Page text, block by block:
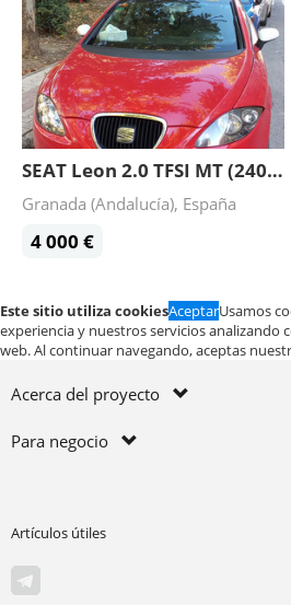
SEAT Leon 2.0 TFSI MT (240 hp) 2005
Granada (Andalucía), España
4 000 €
Este sitio utiliza cookiesAceptarUsamos
experiencia y nuestros servicios analizando
web. Al continuar navegando, aceptas
Acerca del proyecto
Para negocio
Artículos útiles